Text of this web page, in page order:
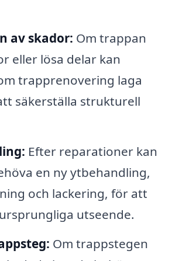
av skador: Om trappan
eller lösa delar kan
trapprenovering laga
säkerställa strukturell
Efter reparationer kan
en ny ytbehandling,
och lackering, för att
utseende.
Om trappstegen